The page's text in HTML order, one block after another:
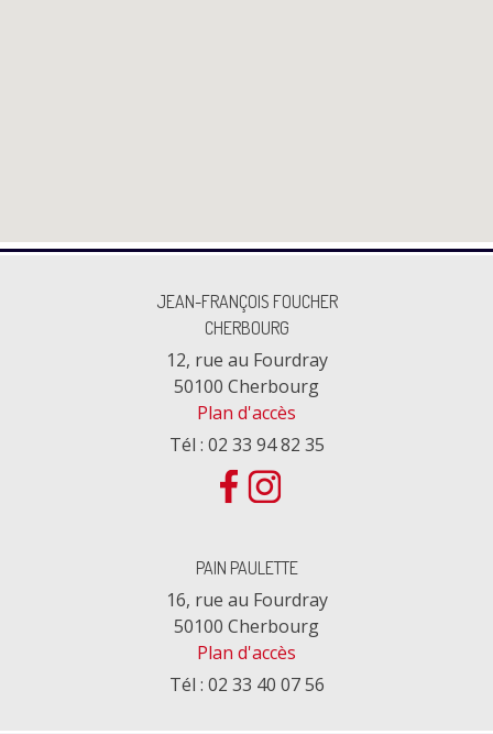
JEAN-FRANÇOIS FOUCHER
CHERBOURG
12, rue au Fourdray
50100 Cherbourg
Plan d'accès
Tél : 02 33 94 82 35
PAIN PAULETTE
16, rue au Fourdray
50100 Cherbourg
Plan d'accès
Tél : 02 33 40 07 56